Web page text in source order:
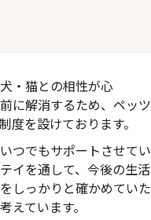
・猫との相性が心
に解消するため、ペッツ
を設けております。
つでもサポートさせてい
イを通して、今後の生活
しっかりと確かめていた
ています。